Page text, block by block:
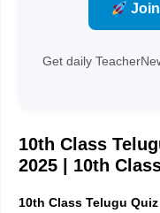
Get daily
10th Class
2025 | 10th
10th Class Telugu Quiz